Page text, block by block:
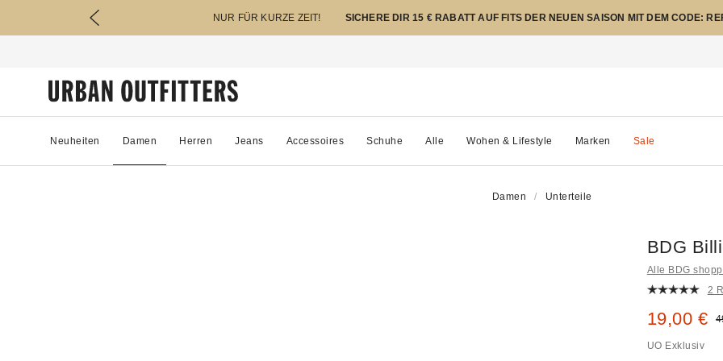
NUR FÜR KURZE ZEIT! SICHERE DIR 15 € RABATT AUF FITS DER NEUEN SAISON MIT DEM CODE:
Neuheiten Damen Herren Jeans Accessoires Schuhe Alle Wohen & Lifestyle Marken Sale
Damen Unterteile
BDG
Alle BDG
2
Sale
19,00 €
UO Exklusiv